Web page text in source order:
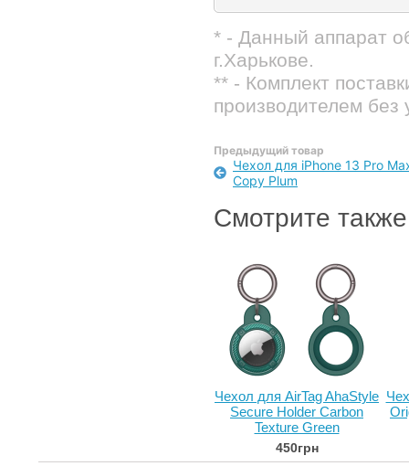
* - Данный аппарат
г.Харькове.
** - Комплект
производителем без
Предыдущий товар
Чехол для iPhone 13 Pro
Copy Plum
Смотрите также
Чехол для AirTag AhaStyle
Secure Holder Carbon
Texture Green
450грн